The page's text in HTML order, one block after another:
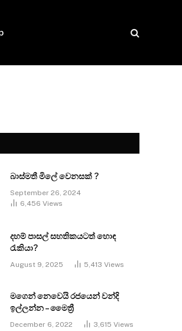
බාස්මතී මිලේ වෙනසක් ?
September 26, 2024
6,456 Views
දහම් පාසල් සහතිකයටත් හොඳ
රැකියා?
August 9, 2025 5,413 Views
මගෙන් නෙවෙයි රජයෙන් වන්දි
ඉල්ලන්න – මෛත්‍රී
December 6, 2022 3,615 Views